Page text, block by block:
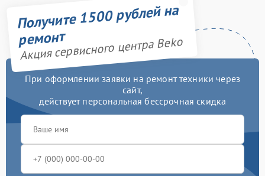
Получите 1500 рублей на
ремонт
Акция сервисного центра Beko
При оформлении заявки на ремонт техники через
сайт,
действует персональная бессрочная скидка